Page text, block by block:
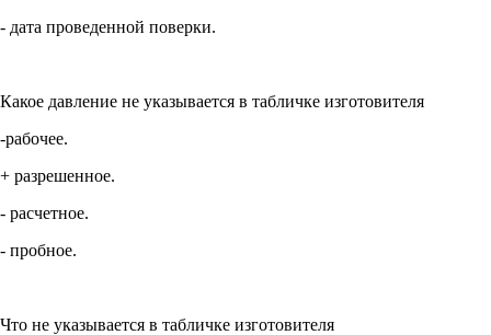
- дата проведенной поверки.
Какое давление не указывается в табличке изготовителя
-рабочее.
+ разрешенное.
- расчетное.
- пробное.
Что не указывается в табличке изготовителя